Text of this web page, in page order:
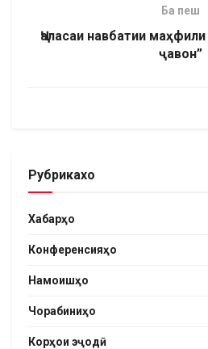
Ба пеш
Ҷаласаи навбатии
ҷавон”
Рубрикахо
Хабарҳо
Конференсияҳо
Намоишҳо
Чорабиниҳо
Корҳои эҷодӣ